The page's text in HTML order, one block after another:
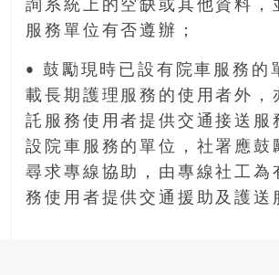
詢系統上的空缺或其他資料，
服務單位有否遵辦；
• 鼓勵現時已設有院車服務的
載長期護理服務的使用者外，
託服務使用者提供交通接送服
設院車服務的單位，社署應鼓
尋求專線協助，由專線社工為
務使用者提供交通援助及護送